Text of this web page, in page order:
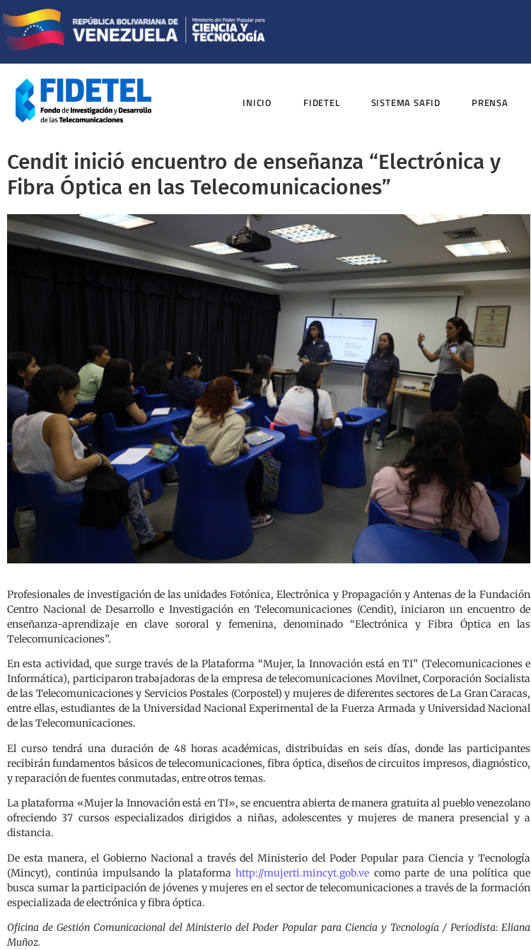
INICIO FIDETEL SISTEMA SAFID PRENSA
Cendit inició encuentro de enseñanza “Electrónica y
Fibra Óptica en las Telecomunicaciones”
Profesionales de investigación de las unidades Fotónica, Electrónica y Propagación y Antenas de la Fundación
Centro Nacional de Desarrollo e Investigación en Telecomunicaciones (Cendit), iniciaron un encuentro de
enseñanza-aprendizaje en clave sororal y femenina, denominado “Electrónica y Fibra Óptica en las
Telecomunicaciones”.
En esta actividad, que surge través de la Plataforma “Mujer, la Innovación está en TI” (Telecomunicaciones e
Informática), participaron trabajadoras de la empresa de telecomunicaciones Movilnet, Corporación Socialista
de las Telecomunicaciones y Servicios Postales (Corpostel) y mujeres de diferentes sectores de La Gran Caracas,
entre ellas, estudiantes de la Universidad Nacional Experimental de la Fuerza Armada y Universidad Nacional
de las Telecomunicaciones.
El curso tendrá una duración de 48 horas académicas, distribuidas en seis días, donde las participantes
recibirán fundamentos básicos de telecomunicaciones, fibra óptica, diseños de circuitos impresos, diagnóstico,
y reparación de fuentes conmutadas, entre otros temas.
La plataforma «Mujer la Innovación está en TI», se encuentra abierta de manera gratuita al pueblo venezolano
ofreciendo 37 cursos especializados dirigidos a niñas, adolescentes y mujeres de manera presencial y a
distancia.
De esta manera, el Gobierno Nacional a través del Ministerio del Poder Popular para Ciencia y Tecnología
(Mincyt), continúa impulsando la plataformahttp://mujerti.mincyt.gob.ve como parte de una política que
busca sumar la participación de jóvenes y mujeres en el sector de telecomunicaciones a través de la formación
especializada de electrónica y fibra óptica.
Oficina de Gestión Comunicacional del Ministerio del Poder Popular para Ciencia y Tecnología / Periodista: Eliana
Muñoz.